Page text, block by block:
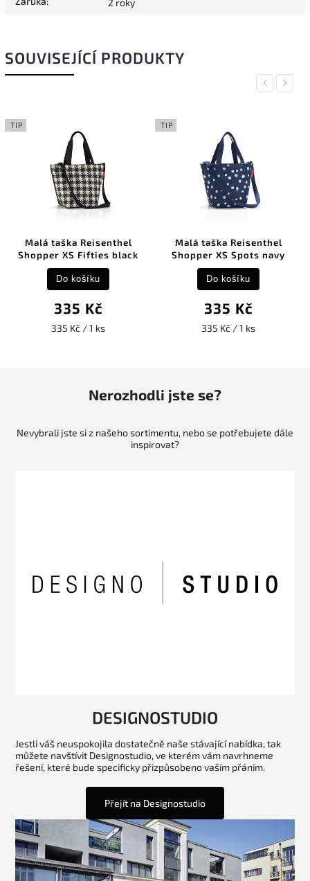
SOUVISEJÍCÍ PRODUKTY
Previous
TIP
Malá taška Reisenthel
Shopper XS Fifties black
335 Kč
335 Kč / 1 ks
Do košíku
TIP
Malá taška Reisenthel
Shopper XS Spots navy
335 Kč
335 Kč / 1 ks
Do košíku
Next
Nerozhodli jste se?
Nevybrali jste si z našeho sortimentu, nebo se potřebujete dále
inspirovat?
DESIGNOSTUDIO
Jestli váš neuspokojila dostatečně naše stávající nabídka, tak
můžete navštívit Designostudio, ve kterém vám navrhneme
řešení, které bude specificky přizpůsobeno vaším přáním.
Přejít na Designostudio